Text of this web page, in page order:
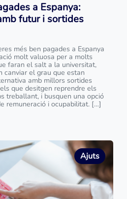
a Espanya:
futur i sortides
més ben pagades a Espanya
molt valuosa per a molts
faran el salt a la universitat,
canviar el grau que estan
amb millors sortides
que desitgen reprendre els
treballant, i busquen una opció
remuneració i ocupabilitat. […]
Ajuts